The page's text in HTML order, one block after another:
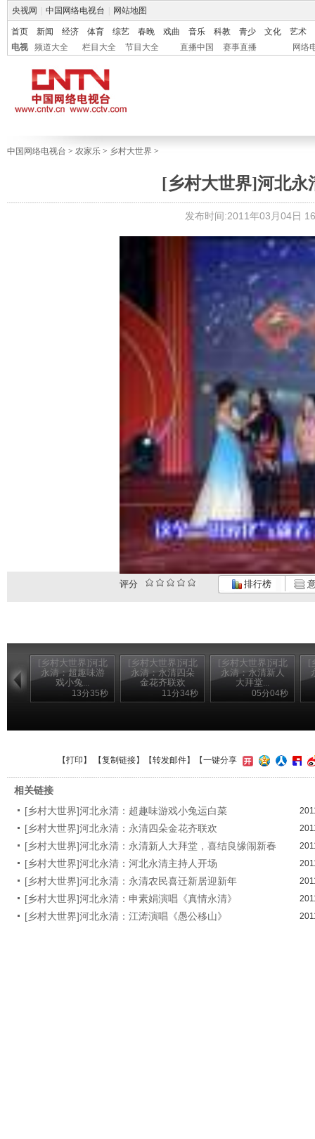
央视网 中国网络电视台 网站地图
首页 新闻 经济 体育 综艺 春晚 戏曲 音乐 科教 青少 文化
艺术
电视
频道大全 栏目大全 节目大全 直播中国 赛事直播 网络
中国网络电视台 > 农家乐 > 乡村大世界 >
[乡村大世界]河北永
发布时间:2011年03月04日
评分 排行榜
[乡村大世界]河北
永清：超趣味游
戏小兔...
13分35秒
[乡村大世界]河北
永清：永清四朵
金花齐联欢
11分34秒
[乡村大世界]河北
永清：永清新人
大拜堂...
05分04秒
[
【打印 】 【复制链接】【转发邮件】 【一键分享
相关链接
[乡村大世界]河北永清：超趣味游戏小兔运白菜
[乡村大世界]河北永清：永清四朵金花齐联欢
[乡村大世界]河北永清：永清新人大拜堂，喜结良缘闹新春
[乡村大世界]河北永清：河北永清主持人开场
[乡村大世界]河北永清：永清农民喜迁新居迎新年
[乡村大世界]河北永清：申素娟演唱《真情永清》
[乡村大世界]河北永清：江涛演唱《愚公移山》